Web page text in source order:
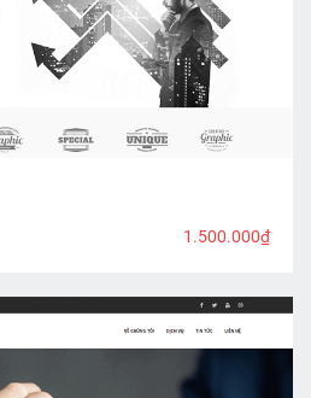
1.500.000₫